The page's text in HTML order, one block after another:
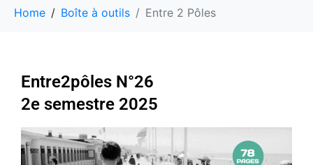
Home Boîte à outils Entre 2 Pôles
Entre2pôles N°26
2e semestre 2025